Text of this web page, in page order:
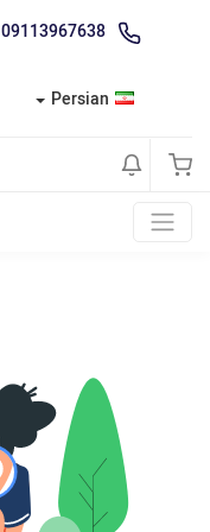
09113967638
Persian